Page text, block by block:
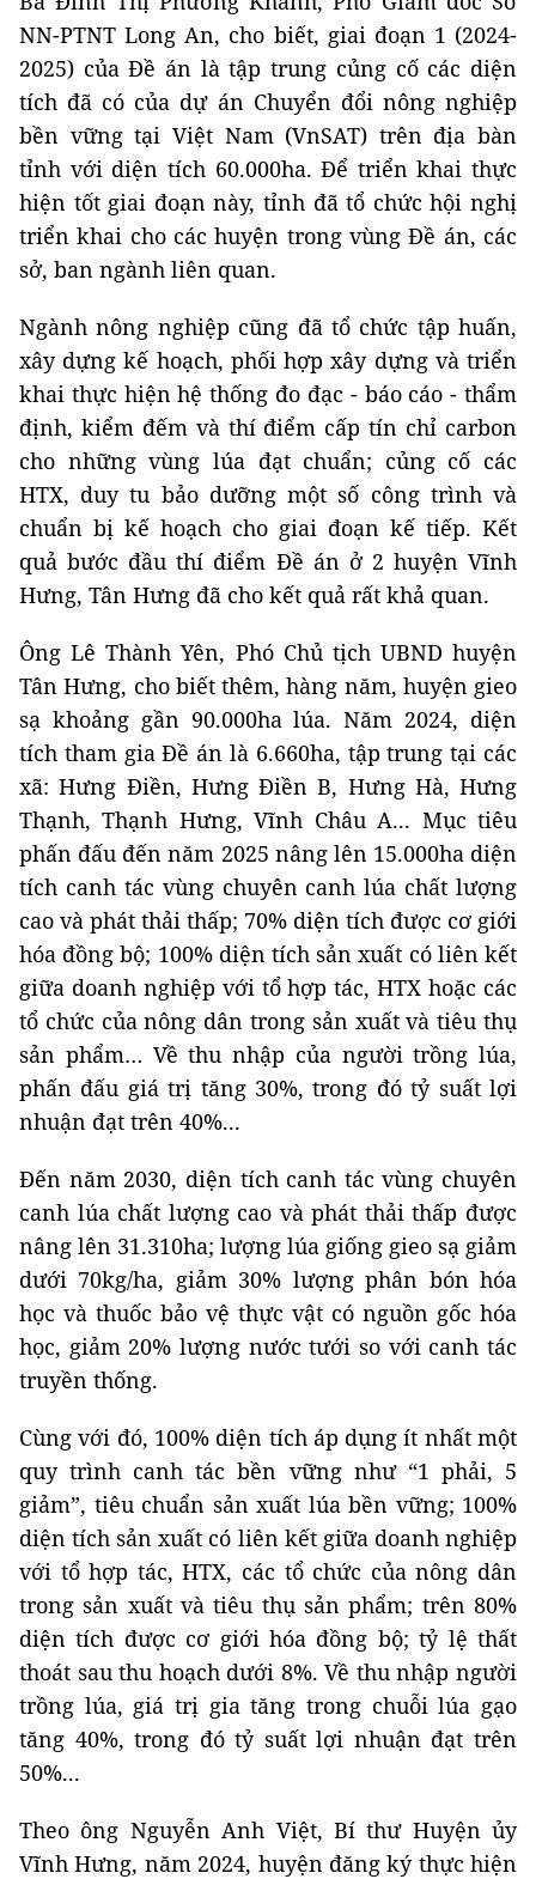
NN-PTNT Long An, cho biết, giai đoạn 1 (2024-
2025) của Đề án là tập trung củng cố các diện
tích đã có của dự án Chuyển đổi nông nghiệp
bền vững tại Việt Nam (VnSAT) trên địa bàn
tỉnh với diện tích 60.000ha. Để triển khai thực
hiện tốt giai đoạn này, tỉnh đã tổ chức hội nghị
triển khai cho các huyện trong vùng Đề án, các
sở, ban ngành liên quan.
Ngành nông nghiệp cũng đã tổ chức tập huấn,
xây dựng kế hoạch, phối hợp xây dựng và triển
khai thực hiện hệ thống đo đạc - báo cáo - thẩm
định, kiểm đếm và thí điểm cấp tín chỉ carbon
cho những vùng lúa đạt chuẩn; củng cố các
HTX, duy tu bảo dưỡng một số công trình và
chuẩn bị kế hoạch cho giai đoạn kế tiếp. Kết
quả bước đầu thí điểm Đề án ở 2 huyện Vĩnh
Hưng, Tân Hưng đã cho kết quả rất khả quan.
Ông Lê Thành Yên, Phó Chủ tịch UBND huyện
Tân Hưng, cho biết thêm, hàng năm, huyện gieo
sạ khoảng gần 90.000ha lúa. Năm 2024, diện
tích tham gia Đề án là 6.660ha, tập trung tại các
xã: Hưng Điền, Hưng Điền B, Hưng Hà, Hưng
Thạnh, Thạnh Hưng, Vĩnh Châu A... Mục tiêu
phấn đấu đến năm 2025 nâng lên 15.000ha diện
tích canh tác vùng chuyên canh lúa chất lượng
cao và phát thải thấp; 70% diện tích được cơ giới
hóa đồng bộ; 100% diện tích sản xuất có liên kết
giữa doanh nghiệp với tổ hợp tác, HTX hoặc các
tổ chức của nông dân trong sản xuất và tiêu thụ
sản phẩm… Về thu nhập của người trồng lúa,
phấn đấu giá trị tăng 30%, trong đó tỷ suất lợi
nhuận đạt trên 40%...
Đến năm 2030, diện tích canh tác vùng chuyên
canh lúa chất lượng cao và phát thải thấp được
nâng lên 31.310ha; lượng lúa giống gieo sạ giảm
dưới 70kg/ha, giảm 30% lượng phân bón hóa
học và thuốc bảo vệ thực vật có nguồn gốc hóa
học, giảm 20% lượng nước tưới so với canh tác
truyền thống.
Cùng với đó, 100% diện tích áp dụng ít nhất một
quy trình canh tác bền vững như “1 phải, 5
giảm”, tiêu chuẩn sản xuất lúa bền vững; 100%
diện tích sản xuất có liên kết giữa doanh nghiệp
với tổ hợp tác, HTX, các tổ chức của nông dân
trong sản xuất và tiêu thụ sản phẩm; trên 80%
diện tích được cơ giới hóa đồng bộ; tỷ lệ thất
thoát sau thu hoạch dưới 8%. Về thu nhập người
trồng lúa, giá trị gia tăng trong chuỗi lúa gạo
tăng 40%, trong đó tỷ suất lợi nhuận đạt trên
50%...
Theo ông Nguyễn Anh Việt, Bí thư Huyện ủy
Vĩnh Hưng, năm 2024, huyện đăng ký thực hiện